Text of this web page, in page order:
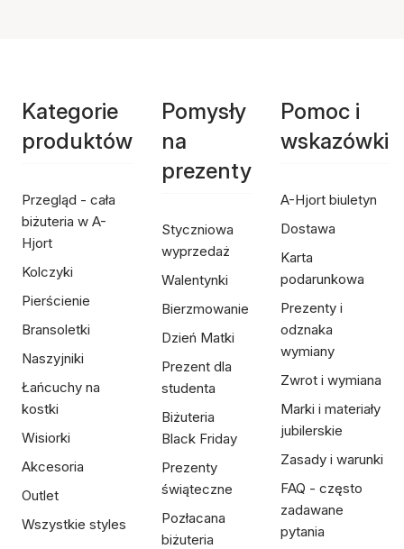
Kategorie
produktów
Przegląd - cała
biżuteria w A-
Hjort
Kolczyki
Pierścienie
Bransoletki
Naszyjniki
Łańcuchy na
kostki
Wisiorki
Akcesoria
Outlet
Wszystkie styles
Pomysły
na
prezenty
Styczniowa
wyprzedaż
Walentynki
Bierzmowanie
Dzień Matki
Prezent dla
studenta
Biżuteria
Black Friday
Prezenty
świąteczne
Pozłacana
biżuteria
Pomoc i
wskazówki
A-Hjort biuletyn
Dostawa
Karta
podarunkowa
Prezenty i
odznaka
wymiany
Zwrot i wymiana
Marki i materiały
jubilerskie
Zasady i warunki
FAQ - często
zadawane
pytania